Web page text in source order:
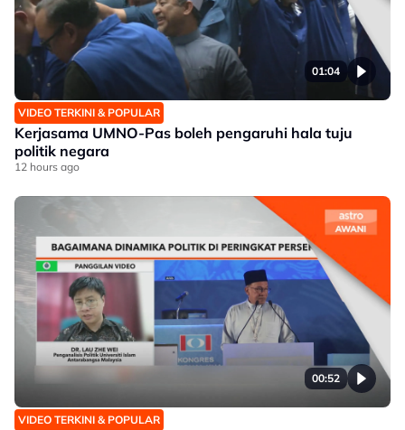
01:04
VIDEO TERKINI & POPULAR
Kerjasama UMNO-Pas boleh pengaruhi hala tuju
politik negara
12 hours ago
00:52
VIDEO TERKINI & POPULAR